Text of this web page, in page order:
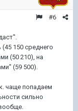
#6
150 среднего
(50 210), на
(59 500).
чаще попадаем
сильно